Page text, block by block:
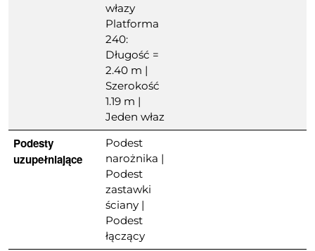
włazy
Platforma
240:
Długość =
2.40 m |
Szerokość
1.19 m |
Jeden właz
Podesty
uzupełniające
Podest
narożnika |
Podest
zastawki
ściany |
Podest
łączący